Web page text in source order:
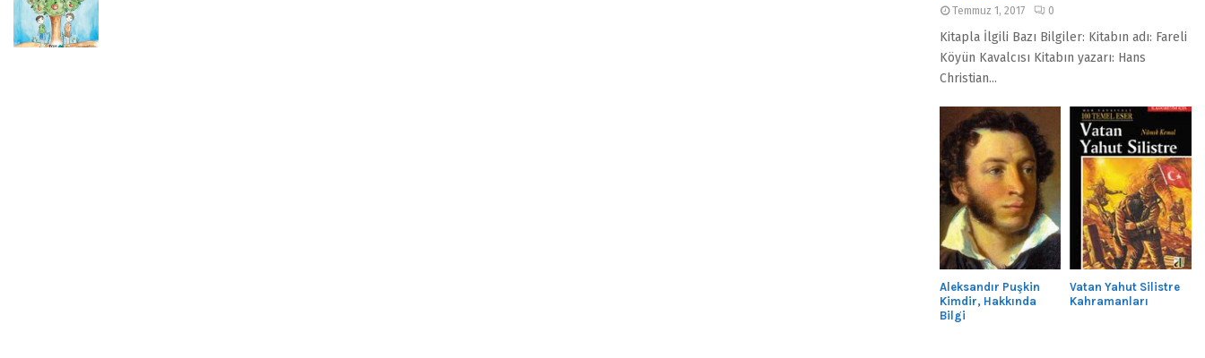
Temmuz 1, 2017 0
Kitapla İlgili Bazı Bilgiler: Kitabın adı: Fareli
Köyün Kavalcısı Kitabın yazarı: Hans
Christian...
Aleksandır Puşkin
Kimdir, Hakkında
Bilgi
Vatan Yahut Silistre
Kahramanları